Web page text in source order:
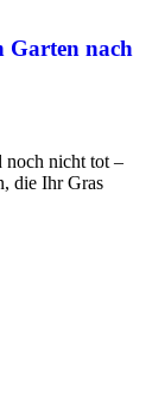
Garten nach
noch nicht tot –
die Ihr Gras